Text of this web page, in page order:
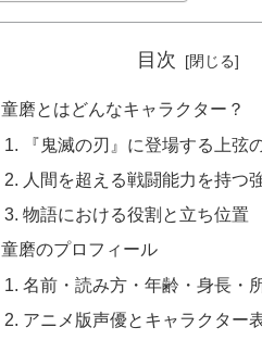
目次
童磨とはどんなキャラクター？
『鬼滅の刃』に登場する上弦
人間を超える戦闘能力を持つ
物語における役割と立ち位置
童磨のプロフィール
名前・読み方・年齢・身長・
アニメ版声優とキャラクター